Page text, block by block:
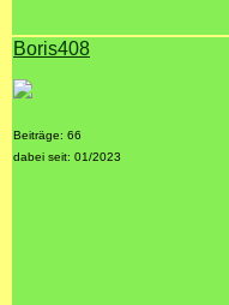
Boris408
Beiträge: 66
dabei seit: 01/2023